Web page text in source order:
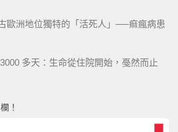
歐洲地位獨特的「活死人」──痲瘋病患
多天：生命從住院開始，戞然而止
！